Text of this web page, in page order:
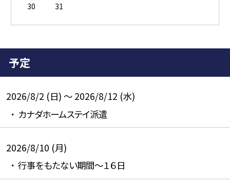
30
31
予定
2026/8/2 (日) ～ 2026/8/12 (水)
カナダホームステイ派遣
2026/8/10 (月)
行事をもたない期間～１６日